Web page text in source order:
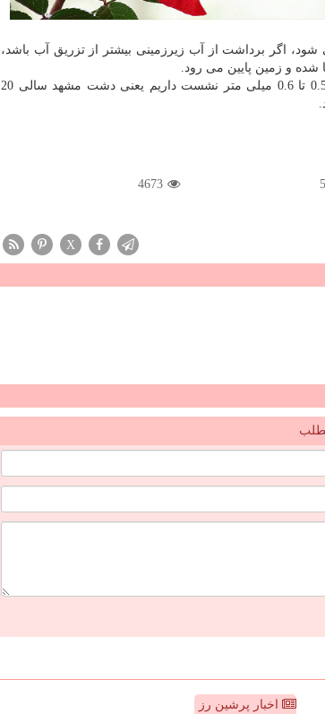
اگر برداشت از آب زیرزمینی بیشتر از تزریق آب باشد،
شده و زمین پایین می رود.
رئیس سازمان محیط زیست كشور بیان كرد: در دشت مشهد در هر روز نزدیك 0.5 تا 0.6 میلی متر نشست داریم یعنی دشت مشهد سالی 20
5
4673
X
اخبار پرشین رز